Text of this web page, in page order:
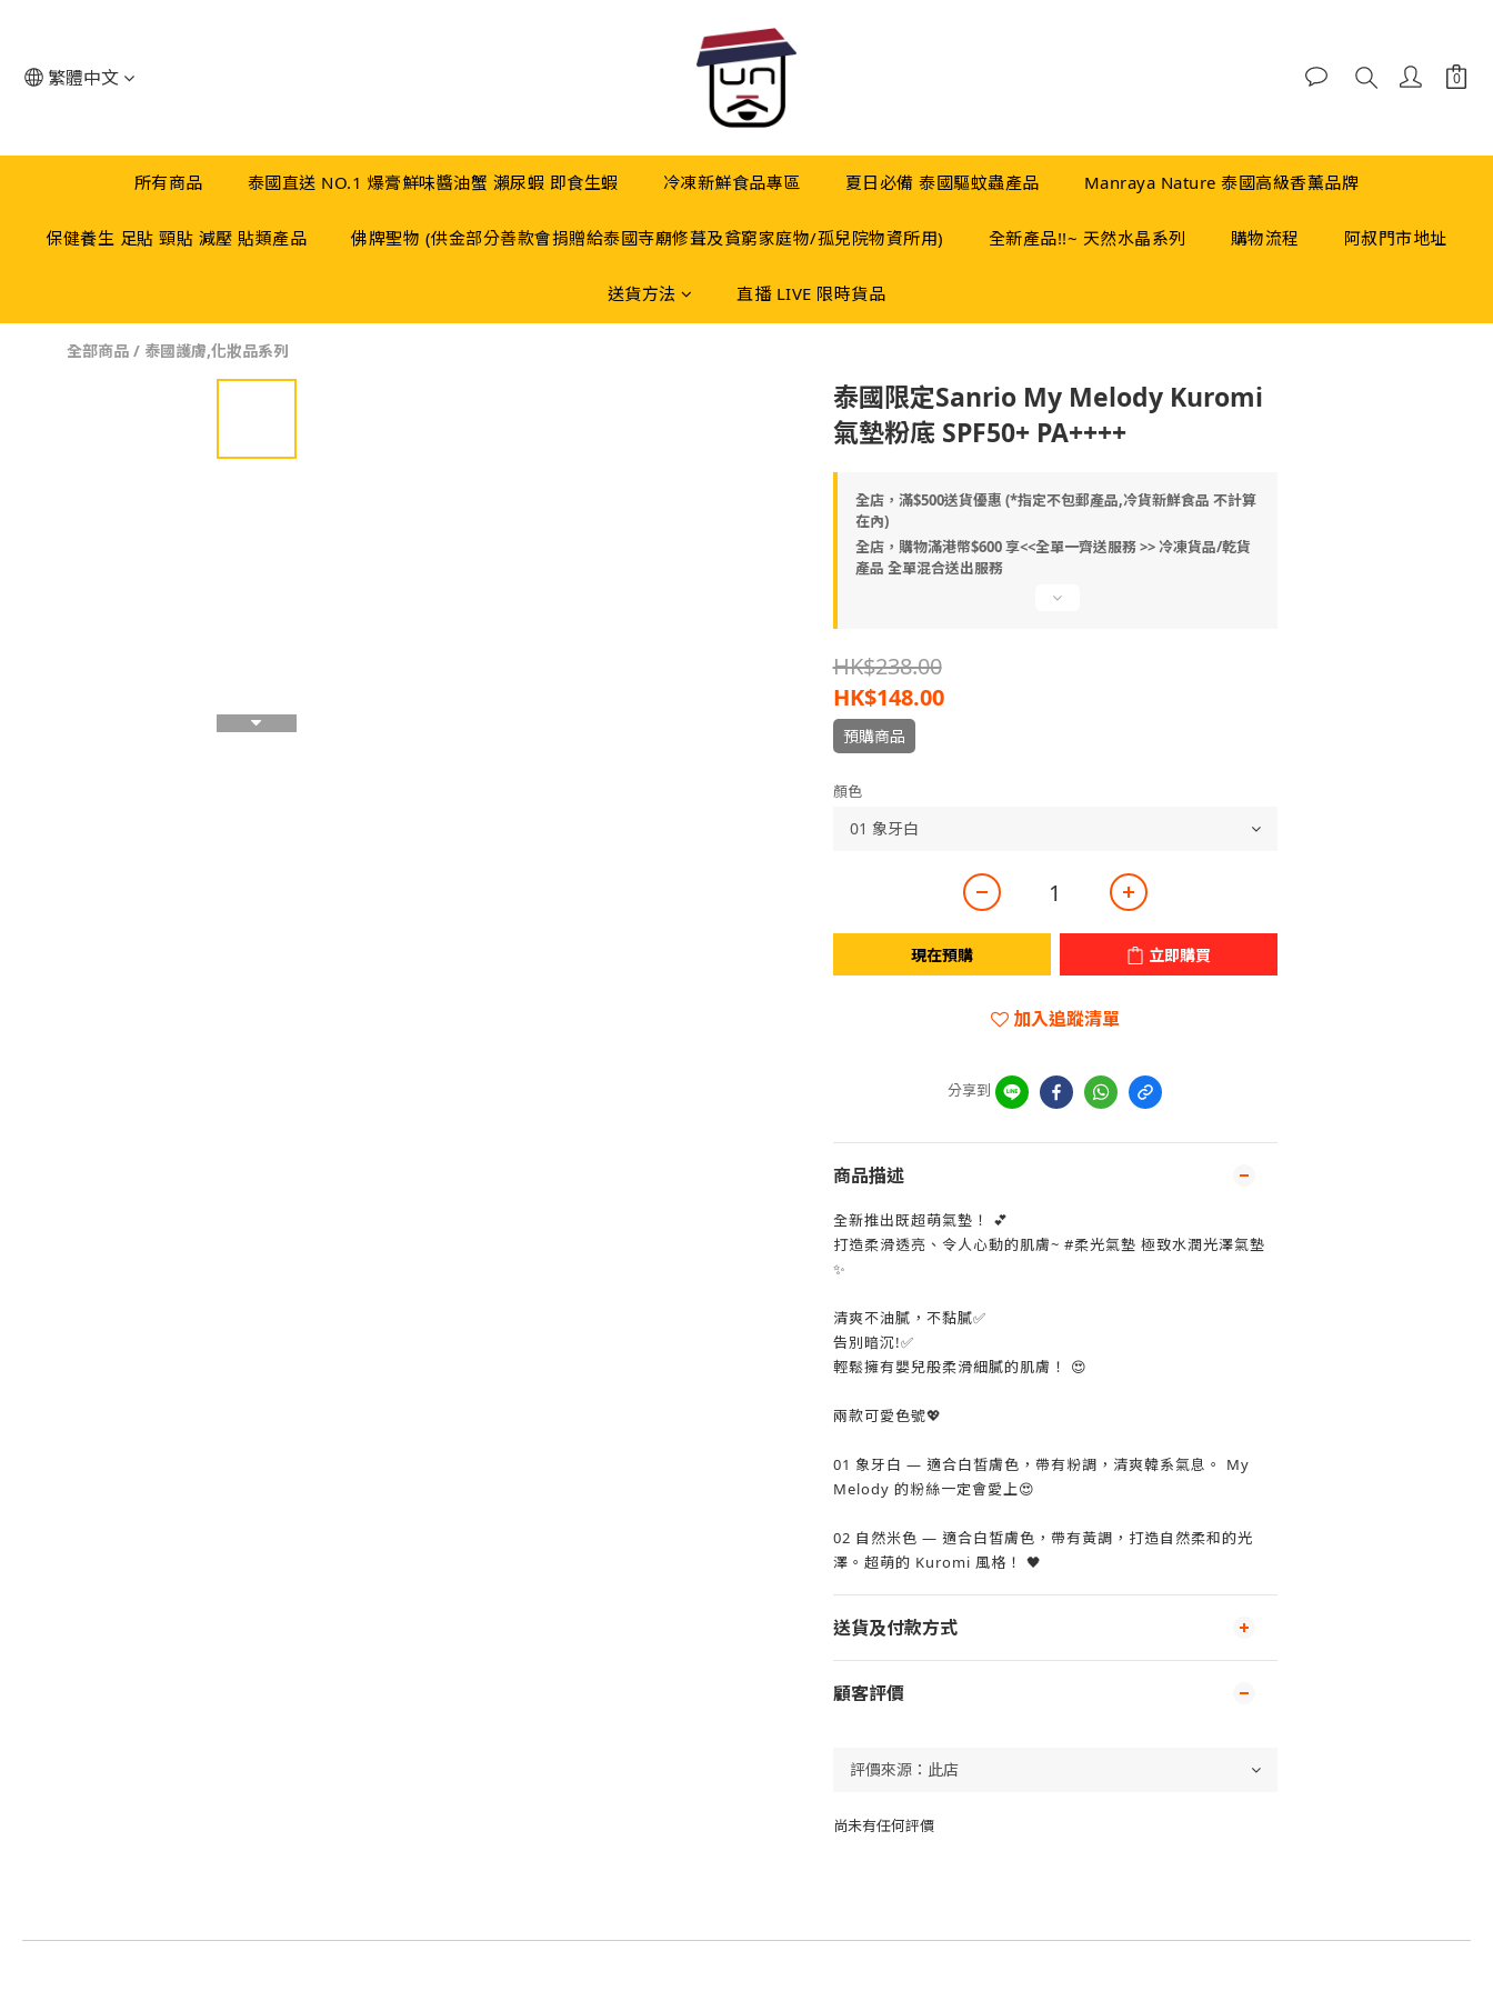
繁體中文
所有商品 泰國直送 NO.1 爆膏鮮味醬油蟹 瀨尿蝦 即食生蝦 冷凍新鮮食品專區 夏日必備 泰國驅蚊蟲產品 Manraya Nature 泰國高級香薰品牌
保健養生 足貼 頸貼 減壓 貼類產品 佛牌聖物 (供金部分善款會捐贈給泰國寺廟修葺及貧窮家庭物/孤兒院物資所用) 全新產品!!~ 天然水晶系列 購物流程 阿叔門市地址
送貨方法 直播 LIVE 限時貨品
全部商品 / 泰國護膚,化妝品系列
泰國限定Sanrio My Melody Kuromi
氣墊粉底 SPF50+ PA++++
全店，滿$500送貨優惠 (*指定不包郵產品,冷貨新鮮食品 不計算
在內)
全店，購物滿港幣$600 享<<全單一齊送服務 >> 冷凍貨品/乾貨
產品 全單混合送出服務
HK$238.00
HK$148.00
預購商品
顏色
現在預購 立即購買
加入追蹤清單
分享到
商品描述
全新推出既超萌氣墊！ 💕
打造柔滑透亮、令人心動的肌膚~ #柔光氣墊 極致水潤光澤氣墊
✨
清爽不油膩，不黏膩✅
告別暗沉!✅
輕鬆擁有嬰兒般柔滑細膩的肌膚！ 😍
兩款可愛色號💖
01 象牙白 — 適合白皙膚色，帶有粉調，清爽韓系氣息。 My
Melody 的粉絲一定會愛上😍
02 自然米色 — 適合白皙膚色，帶有黃調，打造自然柔和的光
澤。超萌的 Kuromi 風格！ 🖤
送貨及付款方式
顧客評價
尚未有任何評價